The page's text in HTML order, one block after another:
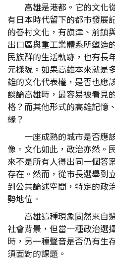
高雄是港都。它的文化
有日本時代留下的都市發展
的眷村文化，有旗津、前鎮
出口區與重工業體系所塑造
民族群的生活軌跡，也有長
元樣貌。如果高雄本來就是
雄的文化代表權，是否也應
談論高雄時，最容易被看見
格？而其他形式的高雄記憶
緣？
一座成熟的城市是否應
像。文化如此，政治亦然。
來不是所有人得出同一個答
存在。然而，從市長選舉到
到公共論述空間，特定的政
勢地位。
高雄這種現象固然來自
社會背景，但當一種政治選
時，另一種聲音是否仍有生
須面對的課題。